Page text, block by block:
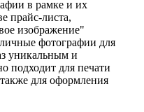
в рамке и их
прайс-листа,
изображение"
фотографии для
уникальным и
подходит для печати
для оформления